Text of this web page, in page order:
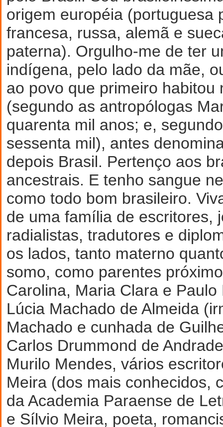
origem européia (portuguesa
francesa, russa, alemã e
paterna). Orgulho-me de ter
indígena, pelo lado da mãe,
ao povo que primeiro habitou
(segundo as antropólogas
quarenta mil anos; e,
sessenta mil), antes
depois Brasil. Pertenço aos
ancestrais. E tenho sangue
como todo bom brasileiro.
de uma família de escritores,
radialistas, tradutores e
os lados, tanto materno
somo, como parentes
Carolina, Maria Clara e
Lúcia Machado de Almeida
Machado e cunhada de
Carlos Drummond de
Murilo Mendes, vários
Meira (dos mais conhecidos,
da Academia Paraense de
e Sílvio Meira, poeta,